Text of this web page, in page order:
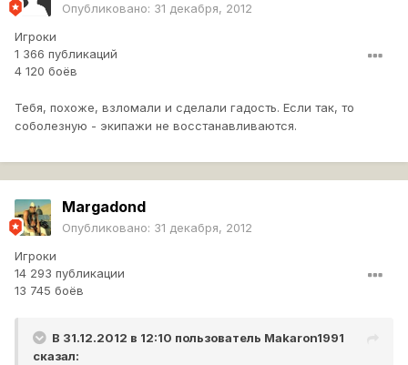
Опубликовано: 31 декабря, 2012
Игроки
1 366 публикаций
4 120 боёв
Тебя, похоже, взломали и сделали гадость. Если так, то
соболезную - экипажи не восстанавливаются.
Margadond
Опубликовано: 31 декабря, 2012
Игроки
14 293 публикации
13 745 боёв
В 31.12.2012 в 12:10 пользователь Makaron1991
сказал: